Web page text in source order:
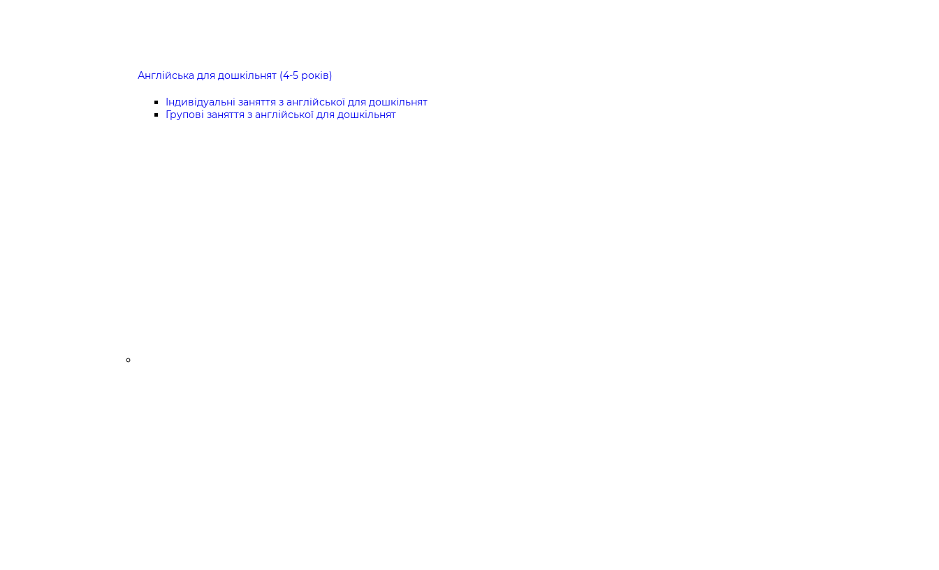
Англійська для дошкільнят (4-5 років)
Індивідуальні заняття з англійської для дошкільнят
Групові заняття з англійської для дошкільнят